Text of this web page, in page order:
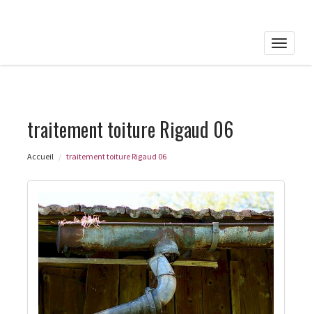
Toggle
traitement toiture Rigaud 06
Accueil traitement toiture Rigaud 06